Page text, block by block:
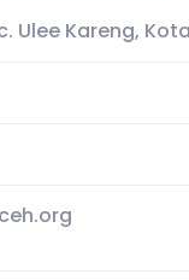
Ulee Kareng,